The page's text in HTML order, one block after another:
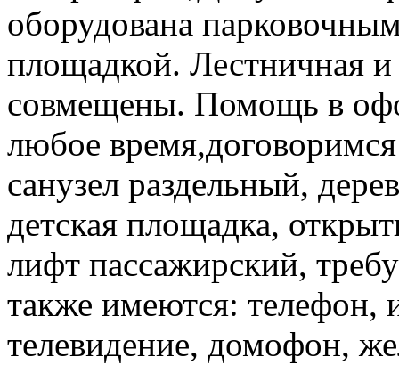
оборудована
площадкой. Лестничная
совмещены. Помощь в
любое
санузел раздельный,
детская площадка,
лифт пассажирский,
также имеются: телефон,
телевидение, домофон,